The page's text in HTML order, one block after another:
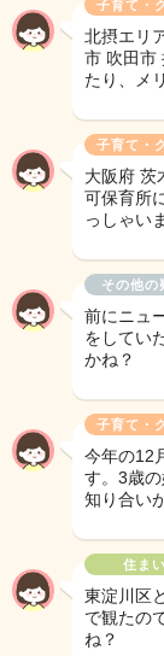
子育て・
北摂エリ
市 吹田市
たり、メ
子育て・
大阪府 茨
可保育所
っしゃい
その他の
前にニュ
をしてい
かね？
子育て・
今年の12
す。3歳
知り合い
住まい
東淀川区
で観たの
ね？